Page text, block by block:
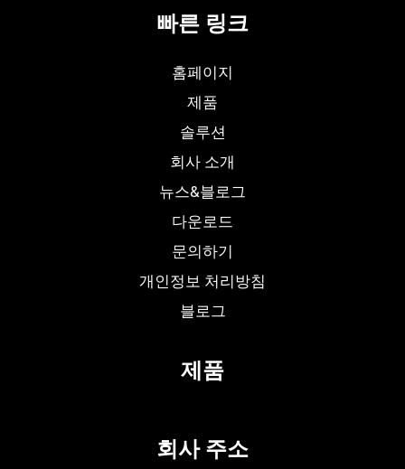
빠른 링크
홈페이지
제품
솔루션
회사 소개
뉴스&블로그
다운로드
문의하기
개인정보 처리방침
블로그
제품
회사 주소